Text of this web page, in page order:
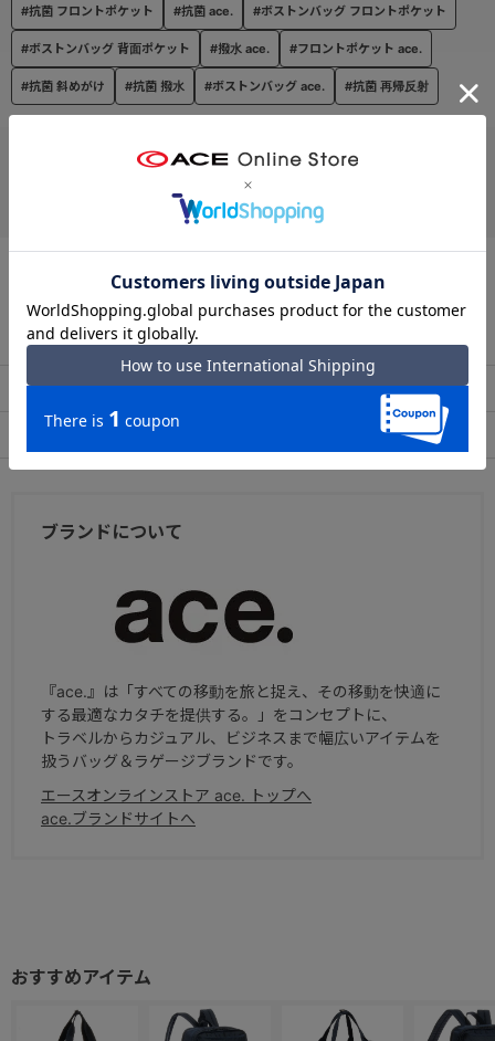
この商品について問い合わせる
出荷・配送について 返品・交換について
#抗菌 フロントポケット #抗菌 ace. #ボストンバッグ フロントポケット
#ボストンバッグ 背面ポケット #撥水 ace. #フロントポケット ace.
#抗菌 斜めがけ #抗菌 撥水 #ボストンバッグ ace. #抗菌 再帰反射
ブランドについて
『ace.』は「すべての移動を旅と捉え、その移動を快適に
する最適なカタチを提供する。」をコンセプトに、
トラベルからカジュアル、ビジネスまで幅広いアイテムを
扱うバッグ＆ラゲージブランドです。
エースオンラインストア ace. トップへ
ace.ブランドサイトへ